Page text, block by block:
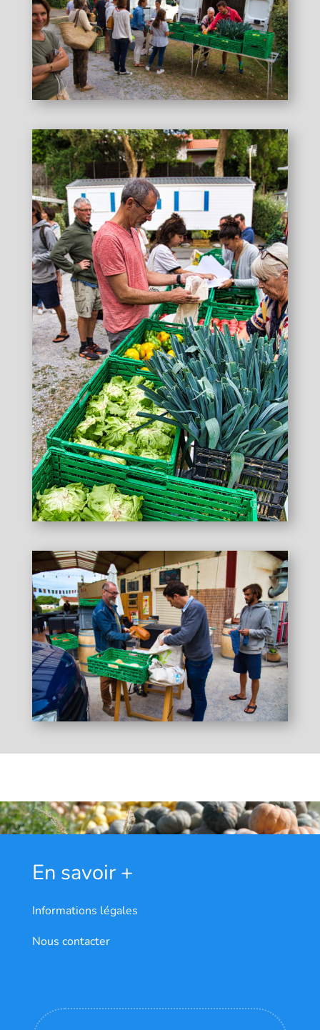
En savoir +
Informations légales
Nous contacter